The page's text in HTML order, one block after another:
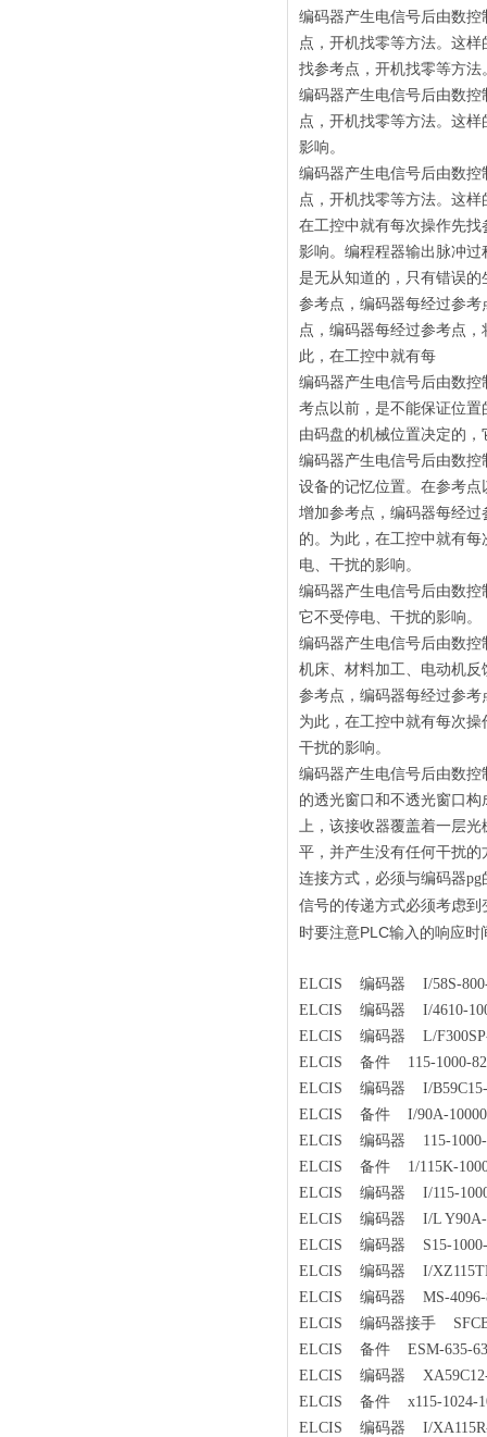
编码器产生电信号后由数
点，开机找零等方法。这
找参考点，开机找零等方
编码器产生电信号后由数
点，开机找零等方法。这
影响。
编码器产生电信号后由数
点，开机找零等方法。这
在工控中就有每次操作先
影响。编程程器输出脉冲
是无从知道的，只有错误
参考点，编码器每经过参
点，编码器每经过参考点
此，在工控中就有每
编码器产生电信号后由数
考点以前，是不能保证位
由码盘的机械位置决定的
编码器产生电信号后由数
设备的记忆位置。在参考
增加参考点，编码器每经
的。为此，在工控中就有
电、干扰的影响。
编码器产生电信号后由数
它不受停电、干扰的影响。
编码器产生电信号后由数
机床、材料加工、电动机
参考点，编码器每经过参
为此，在工控中就有每次
干扰的影响。
编码器产生电信号后由数
的透光窗口和不透光窗口
上，该接收器覆盖着一层
平，并产生没有任何干扰
连接方式，必须与编码器
信号的传递方式必须考虑
时要注意PLC输入的响应
ELCIS 编码器 I/58S-800-
ELCIS 编码器 I/4610-
ELCIS 编码器 L/F300SP-
ELCIS 备件 115-1000-
ELCIS 编码器 I/B59C15-
ELCIS 备件 I/90A-10000-
ELCIS 编码器 115-1000-
ELCIS 备件 1/115K-1000/
ELCIS 编码器 I/115-
ELCIS 编码器 I/L Y90A-
ELCIS 编码器 S15-1000-
ELCIS 编码器 I/
ELCIS 编码器 MS-4096-
ELCIS 编码器接手 SFCB-
ELCIS 备件 ESM-635-
ELCIS 编码器 XA59C12-
ELCIS 备件 x115-1024-
ELCIS 编码器 I/XA115R-